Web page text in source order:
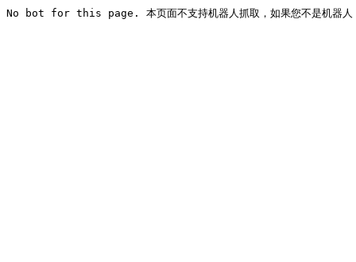
No bot for this page. 本页面不支持机器人抓取，如果您不是机器人，